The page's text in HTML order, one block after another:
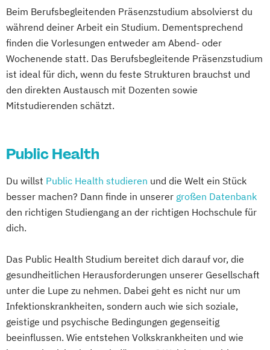
Beim Berufsbegleitenden Präsenzstudium absolvierst du
während deiner Arbeit ein Studium. Dementsprechend
finden die Vorlesungen entweder am Abend- oder
Wochenende statt. Das Berufsbegleitende Präsenzstudium
ist ideal für dich, wenn du feste Strukturen brauchst und
den direkten Austausch mit Dozenten sowie
Mitstudierenden schätzt.
Public Health
Du willst Public Health studieren und die Welt ein Stück
besser machen? Dann finde in unserer großen Datenbank
den richtigen Studiengang an der richtigen Hochschule für
dich.
Das Public Health Studium bereitet dich darauf vor, die
gesundheitlichen Herausforderungen unserer Gesellschaft
unter die Lupe zu nehmen. Dabei geht es nicht nur um
Infektionskrankheiten, sondern auch wie sich soziale,
geistige und psychische Bedingungen gegenseitig
beeinflussen. Wie entstehen Volkskrankheiten und wie